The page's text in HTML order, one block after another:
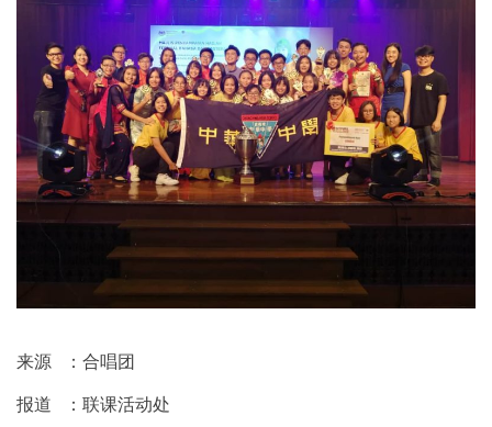
来源 ：合唱团
报道 ：联课活动处